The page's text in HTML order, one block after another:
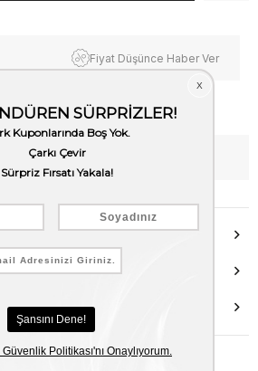
Fiyat Düşünce Haber Ver
WhatsApp’tan Bilgi Al